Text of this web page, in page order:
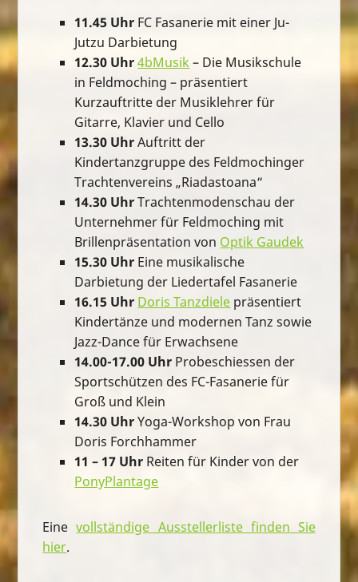
11.45 Uhr FC Fasanerie mit einer Ju-
Jutzu Darbietung
12.30 Uhr 4bMusik– Die Musikschule
in Feldmoching – präsentiert
Kurzauftritte der Musiklehrer für
Gitarre, Klavier und Cello
13.30 UhrAuftritt der
Kindertanzgruppe des Feldmochinger
Trachtenvereins „Riadastoana“
14.30 UhrTrachtenmodenschau der
Unternehmer für Feldmoching mit
Brillenpräsentation von Optik Gaudek
15.30 Uhr Eine musikalische
Darbietung der Liedertafel Fasanerie
16.15 Uhr Doris Tanzdiele präsentiert
Kindertänze und modernen Tanz sowie
Jazz-Dance für Erwachsene
14.00-17.00 Uhr Probeschiessen der
Sportschützen des FC-Fasanerie für
Groß und Klein
14.30 UhrYoga-Workshop von Frau
Doris Forchhammer
11 – 17 Uhr Reiten für Kinder von der
PonyPlantage
Einevollständige Ausstellerliste finden Sie
hier.